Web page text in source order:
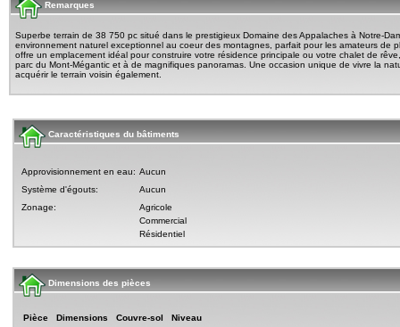
Remarques
Superbe terrain de 38 750 pc situé dans le prestigieux Domaine des Appalaches à Notre-
environnement naturel exceptionnel au coeur des montagnes, parfait pour les amateurs de
offre un emplacement idéal pour construire votre résidence principale ou votre chalet de
parc du Mont-Mégantic et à de magnifiques panoramas. Une occasion unique de vivre la
acquérir le terrain voisin également.
Caractéristiques du bâtiments
Approvisionnement en eau: Aucun
Système d'égouts:
Aucun
Zonage:
Agricole
Commercial
Résidentiel
Dimensions des pièces
Pièce Dimensions Couvre-sol Niveau